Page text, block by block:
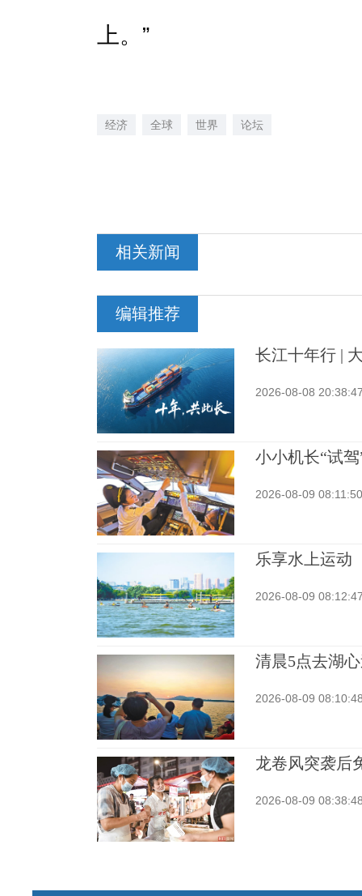
上。”
经济 全球 世界 论坛
相关新闻
编辑推荐
长江十年行 |
2026-08-08
小小机长“试
2026-08-09 08:11:50
乐享水上运动
2026-08-09
清晨5点去湖
2026-08-09
龙卷风突袭后
2026-08-09